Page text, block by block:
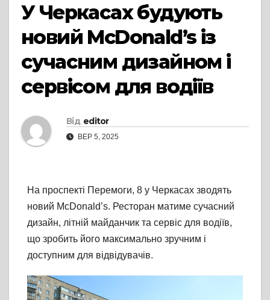
У Черкасах будують
новий McDonald’s із
сучасним дизайном і
сервісом для водіїв
Від editor
ВЕР 5, 2025
На проспекті Перемоги, 8 у Черкасах зводять
новий McDonald’s. Ресторан матиме сучасний
дизайн, літній майданчик та сервіс для водіїв,
що зробить його максимально зручним і
доступним для відвідувачів.